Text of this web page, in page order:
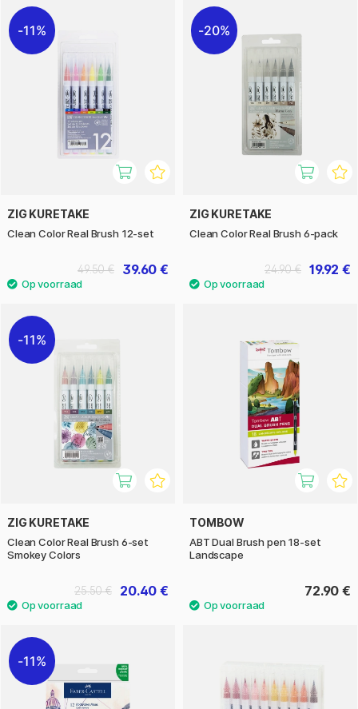
11%
ZIG KURETAKE
Clean Color Real Brush 12-set
39.60 €
49.50 €
20%
ZIG KURETAKE
Clean Color Real Brush 6-pack
19.92 €
24.90 €
11%
ZIG KURETAKE
Clean Color Real Brush 6-set
Smokey Colors
20.40 €
25.50 €
TOMBOW
ABT Dual Brush pen 18-set
Landscape
72.90 €
11%